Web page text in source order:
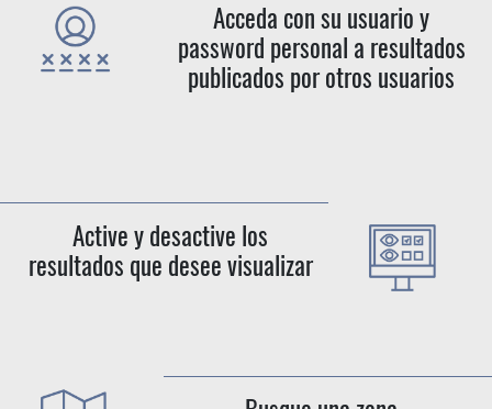
Acceda con su usuario y
password personal a resultados
publicados por otros usuarios
Active y desactive los
resultados que desee visualizar